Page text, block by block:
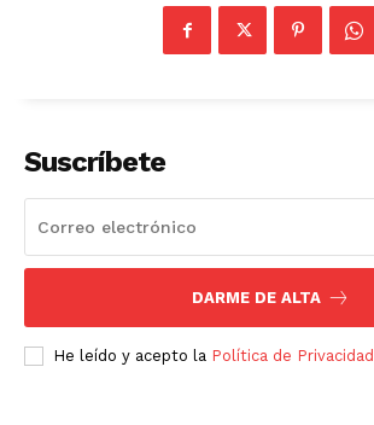
Suscríbete
DARME DE ALTA
He leído y acepto la Política de Privacidad